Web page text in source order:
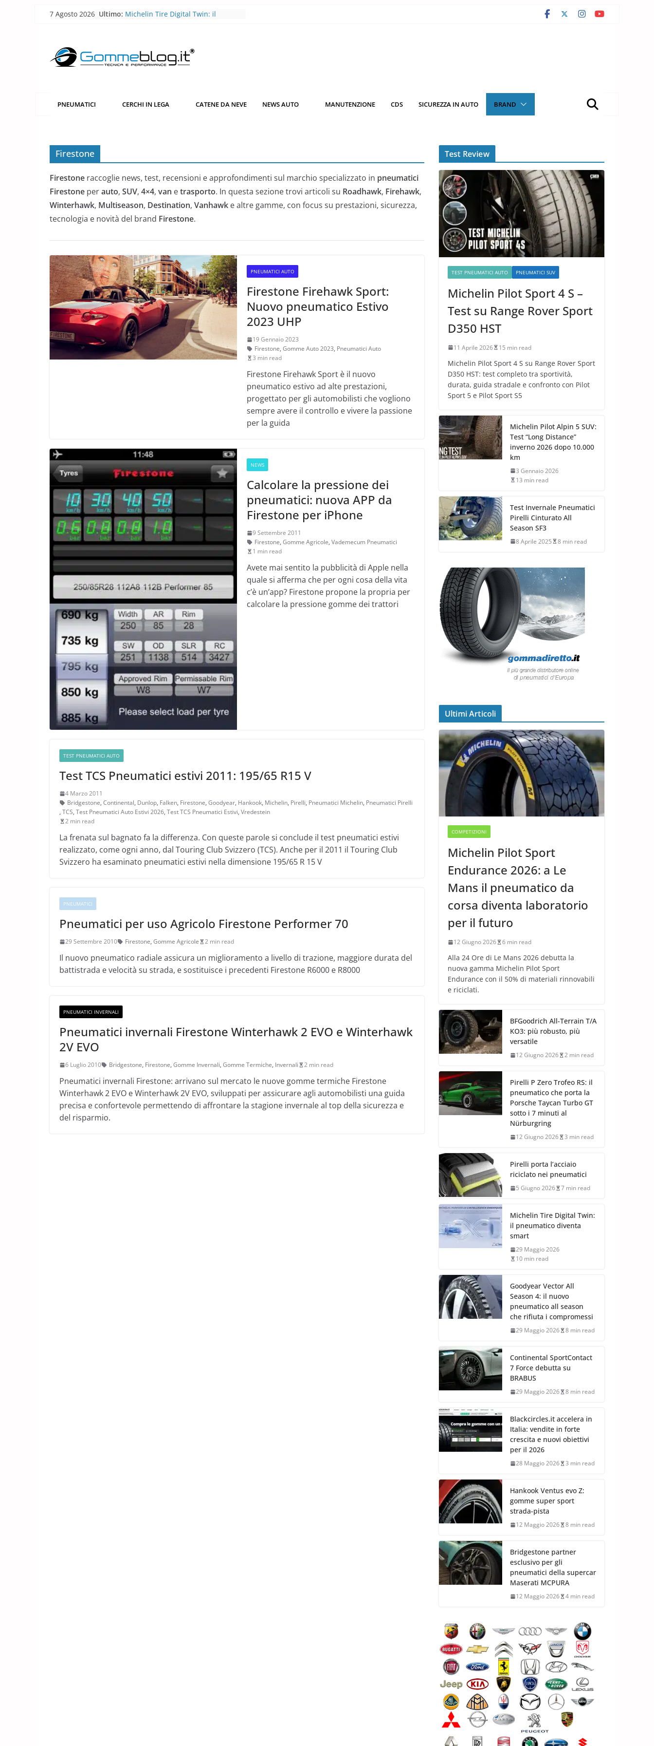
7 Agosto 2026 Ultimo: Michelin Tire Digital Twin: il
corsa diventa laboratorio per il
futuro
pneumatico che porta la Porsche
PNEUMATICI CERCHI IN LEGA CATENE DA NEVE NEWS AUTO MANUTENZIONE CDS SICUREZZA IN AUTO BRAND
Firestone
Firestone raccoglie news, test, recensioni e approfondimenti sul marchio specializzato in pneumatici
Firestone perauto, SUV, 4×4, van etrasporto. In questa sezione trovi articoli su Roadhawk, Firehawk,
Winterhawk, Multiseason, Destination, Vanhawk e altre gamme, con focus su prestazioni, sicurezza,
tecnologia e novità del brand Firestone.
PNEUMATICI AUTO
Firestone Firehawk Sport:
Nuovo pneumatico Estivo
2023 UHP
19 Gennaio 2023
Firestone, Gomme Auto 2023, Pneumatici Auto
3 min read
Firestone Firehawk Sport è il nuovo
pneumatico estivo ad alte prestazioni,
progettato per gli automobilisti che vogliono
sempre avere il controllo e vivere la passione
per la guida
NEWS
Calcolare la pressione dei
pneumatici: nuova APP da
Firestone per iPhone
9 Settembre 2011
Firestone, Gomme Agricole, Vademecum Pneumatici
1 min read
Avete mai sentito la pubblicità di Apple nella
quale si afferma che per ogni cosa della vita
c’è un’app? Firestone propone la propria per
calcolare la pressione gomme dei trattori
TEST PNEUMATICI AUTO
Test TCS Pneumatici estivi 2011: 195/65 R15 V
4 Marzo 2011
Bridgestone, Continental, Dunlop, Falken, Firestone, Goodyear, Hankook, Michelin, Pirelli, Pneumatici Michelin, Pneumatici Pirelli
, TCS, Test Pneumatici Auto Estivi 2026, Test TCS Pneumatici Estivi, Vredestein
2 min read
La frenata sul bagnato fa la differenza. Con queste parole si conclude il test pneumatici estivi
realizzato, come ogni anno, dal Touring Club Svizzero (TCS). Anche per il 2011 il Touring Club
Svizzero ha esaminato pneumatici estivi nella dimensione 195/65 R 15 V
PNEUMATICI
Pneumatici per uso Agricolo Firestone Performer 70
29 Settembre 2010 Firestone, Gomme Agricole 2 min read
Il nuovo pneumatico radiale assicura un miglioramento a livello di trazione, maggiore durata del
battistrada e velocità su strada, e sostituisce i precedenti Firestone R6000 e R8000
PNEUMATICI INVERNALI
Pneumatici invernali Firestone Winterhawk 2 EVO e Winterhawk
2V EVO
6 Luglio 2010 Bridgestone, Firestone, Gomme Invernali, Gomme Termiche, Invernali 2 min read
Pneumatici invernali Firestone: arrivano sul mercato le nuove gomme termiche Firestone
Winterhawk 2 EVO e Winterhawk 2V EVO, sviluppati per assicurare agli automobilisti una guida
precisa e confortevole permettendo di affrontare la stagione invernale al top della sicurezza e
del risparmio.
Test Review
TEST PNEUMATICI AUTO PNEUMATICI SUV
Michelin Pilot Sport 4 S –
Test su Range Rover Sport
D350 HST
11 Aprile 2026 15 min read
Michelin Pilot Sport 4 S su Range Rover Sport
D350 HST: test completo tra sportività,
durata, guida stradale e confronto con Pilot
Sport 5 e Pilot Sport S5
Michelin Pilot Alpin 5 SUV:
Test “Long Distance”
inverno 2026 dopo 10.000
km
3 Gennaio 2026
13 min read
Test Invernale Pneumatici
Pirelli Cinturato All
Season SF3
8 Aprile 2025 8 min read
Ultimi Articoli
COMPETIZIONI
Michelin Pilot Sport
Endurance 2026: a Le
Mans il pneumatico da
corsa diventa laboratorio
per il futuro
12 Giugno 2026 6 min read
Alla 24 Ore di Le Mans 2026 debutta la
nuova gamma Michelin Pilot Sport
Endurance con il 50% di materiali rinnovabili
e riciclati.
BFGoodrich All-Terrain T/A
KO3: più robusto, più
versatile
12 Giugno 2026 2 min read
Pirelli P Zero Trofeo RS: il
pneumatico che porta la
Porsche Taycan Turbo GT
sotto i 7 minuti al
Nürburgring
12 Giugno 2026 3 min read
Pirelli porta l’acciaio
riciclato nei pneumatici
5 Giugno 2026 7 min read
Michelin Tire Digital Twin:
il pneumatico diventa
smart
29 Maggio 2026
10 min read
Goodyear Vector All
Season 4: il nuovo
pneumatico all season
che rifiuta i compromessi
29 Maggio 2026 8 min read
Continental SportContact
7 Force debutta su
BRABUS
29 Maggio 2026 8 min read
Blackcircles.it accelera in
Italia: vendite in forte
crescita e nuovi obiettivi
per il 2026
28 Maggio 2026 3 min read
Hankook Ventus evo Z:
gomme super sport
strada-pista
12 Maggio 2026 8 min read
Bridgestone partner
esclusivo per gli
pneumatici della supercar
Maserati MCPURA
12 Maggio 2026 4 min read